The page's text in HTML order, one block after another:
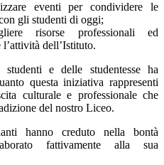
eventi per condividere le
gli studenti di oggi;
risorse professionali ed
dell’Istituto.
e delle studentesse ha
questa iniziativa rappresenti
culturale e professionale che
del nostro Liceo.
hanno creduto nella bontà
fattivamente alla sua